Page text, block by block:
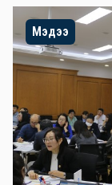
Мэдээ